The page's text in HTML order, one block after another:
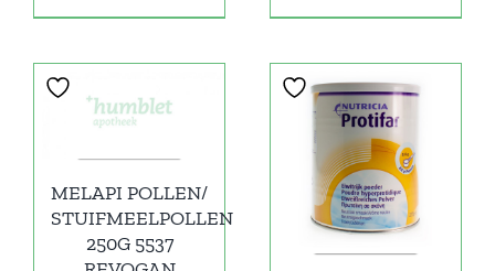
MELAPI POLLEN/
STUIFMEELPOLLEN
250G 5537